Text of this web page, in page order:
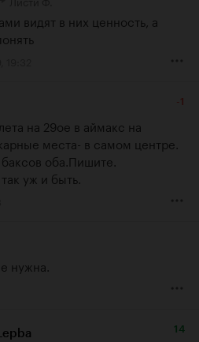
видят в них ценность, а
-1
на 29ое в аймакс на
места- в самом центре.
оба.Пишите.
уж и быть.
нужна.
14